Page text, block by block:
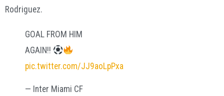
Rodriguez.
GOAL FROM HIM
AGAIN!!
pic.twitter.com/JJ9aoLpPxa
— Inter Miami CF